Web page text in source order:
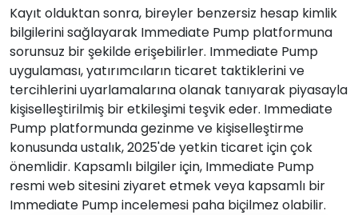
Kayıt olduktan sonra, bireyler benzersiz hesap kimlik
bilgilerini sağlayarak Immediate Pump platformuna
sorunsuz bir şekilde erişebilirler. Immediate Pump
uygulaması, yatırımcıların ticaret taktiklerini ve
tercihlerini uyarlamalarına olanak tanıyarak piyasayla
kişiselleştirilmiş bir etkileşimi teşvik eder. Immediate
Pump platformunda gezinme ve kişiselleştirme
konusunda ustalık, 2025'de yetkin ticaret için çok
önemlidir. Kapsamlı bilgiler için, Immediate Pump
resmi web sitesini ziyaret etmek veya kapsamlı bir
Immediate Pump incelemesi paha biçilmez olabilir.